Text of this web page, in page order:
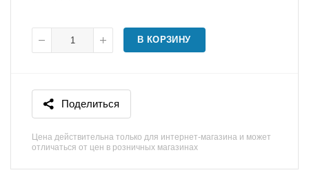
В КОРЗИНУ
Поделиться
Цена действительна только для интернет-магазина и может
отличаться от цен в розничных магазинах